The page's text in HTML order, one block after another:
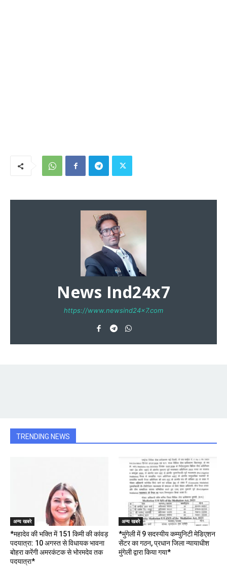
News Ind24x7
https://www.newsind24x7.com
TRENDING NEWS
अन्य खबरे
*महादेव की भक्ति में 151 किमी की कांवड़
पदयात्रा: 10 अगस्त से विधायक भावना
बोहरा करेंगी अमरकंटक से भोरमदेव तक
पदयात्रा*
अन्य खबरे
*मुंगेली में 9 सदस्यीय कम्युनिटी मेडिएशन
सेंटर का गठन, प्रधान जिला न्यायाधीश
मुंगेली द्वारा किया गया*